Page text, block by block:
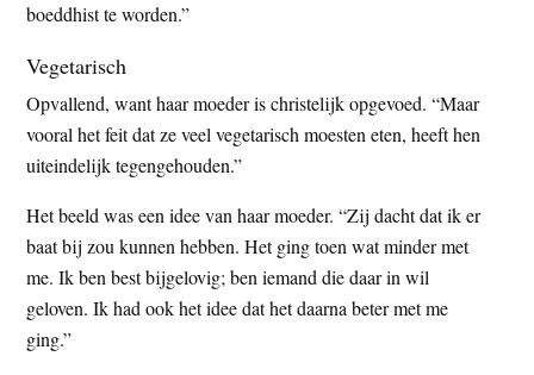
boeddhist te worden.”
Vegetarisch
Opvallend, want haar moeder is christelijk opgevoed. “Maar
vooral het feit dat ze veel vegetarisch moesten eten, heeft hen
uiteindelijk tegengehouden.”
Het beeld was een idee van haar moeder. “Zij dacht dat ik er
baat bij zou kunnen hebben. Het ging toen wat minder met
me. Ik ben best bijgelovig; ben iemand die daar in wil
geloven. Ik had ook het idee dat het daarna beter met me
ging.”